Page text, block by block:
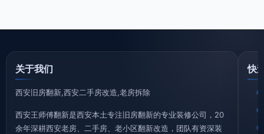
关于我们
西安旧房翻新,西安二手房改造,老房拆除
西安王师傅翻新是西安本土专注旧房翻新的专业装修公司，20
余年深耕西安老房、二手房、老小区翻新改造，团队有资深装
快